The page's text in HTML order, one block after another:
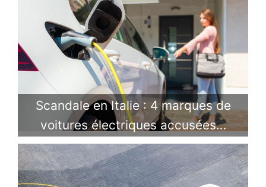
Scandale en Italie : 4 marques de
voitures électriques accusées…